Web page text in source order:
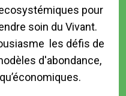
pour
soin du Vivant.
les défis de
d'abondance,